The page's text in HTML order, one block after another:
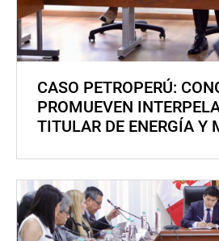
CASO PETROPERÚ:
PROMUEVEN
TITULAR DE ENERGÍA Y